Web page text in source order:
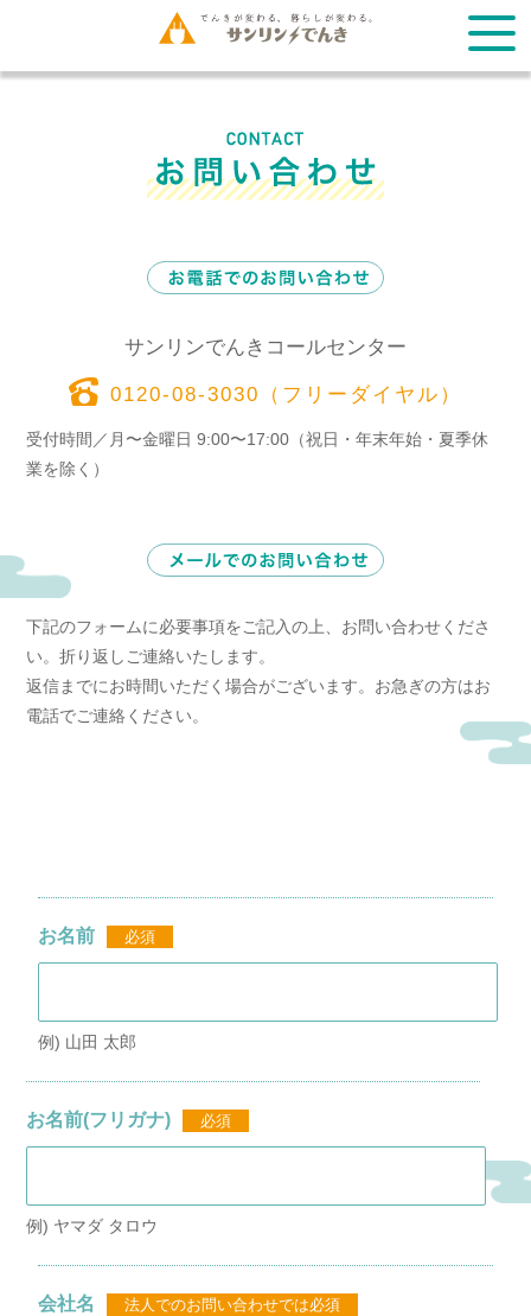
サンリンでんきコールセンター
0120-08-3030（フリーダイヤル）
受付時間／月〜金曜日 9:00〜17:00（祝日・年末年始・夏季休
業を除く）
下記のフォームに必要事項をご記入の上、お問い合わせくださ
い。折り返しご連絡いたします。
返信までにお時間いただく場合がございます。お急ぎの方はお
電話でご連絡ください。
お名前 必須
例) 山田 太郎
お名前(フリガナ) 必須
例) ヤマダ タロウ
会社名 法人でのお問い合わせでは必須